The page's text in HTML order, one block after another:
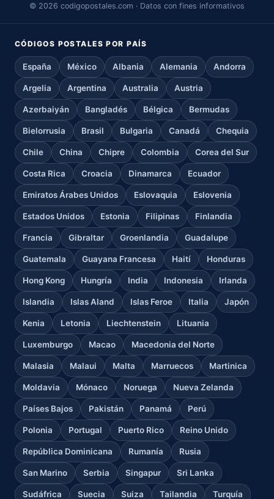
© 2026 codigopostales.com · Datos con fines informativos
CÓDIGOS POSTALES POR PAÍS
España México Albania Alemania Andorra
Argelia Argentina Australia Austria
Azerbaiyán Bangladés Bélgica Bermudas
Bielorrusia Brasil Bulgaria Canadá Chequia
Chile China Chipre Colombia Corea del Sur
Costa Rica Croacia Dinamarca Ecuador
Emiratos Árabes Unidos Eslovaquia Eslovenia
Estados Unidos Estonia Filipinas Finlandia
Francia Gibraltar Groenlandia Guadalupe
Guatemala Guayana Francesa Haití Honduras
Hong Kong Hungría India Indonesia Irlanda
Islandia Islas Aland Islas Feroe Italia Japón
Kenia Letonia Liechtenstein Lituania
Luxemburgo Macao Macedonia del Norte
Malasia Malaui Malta Marruecos Martinica
Moldavia Mónaco Noruega Nueva Zelanda
Países Bajos Pakistán Panamá Perú
Polonia Portugal Puerto Rico Reino Unido
República Dominicana Rumanía Rusia
San Marino Serbia Singapur Sri Lanka
Sudáfrica Suecia Suiza Tailandia Turquía